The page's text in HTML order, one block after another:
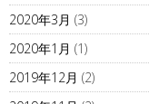
2020年3月 (3)
2020年1月 (1)
2019年12月 (2)